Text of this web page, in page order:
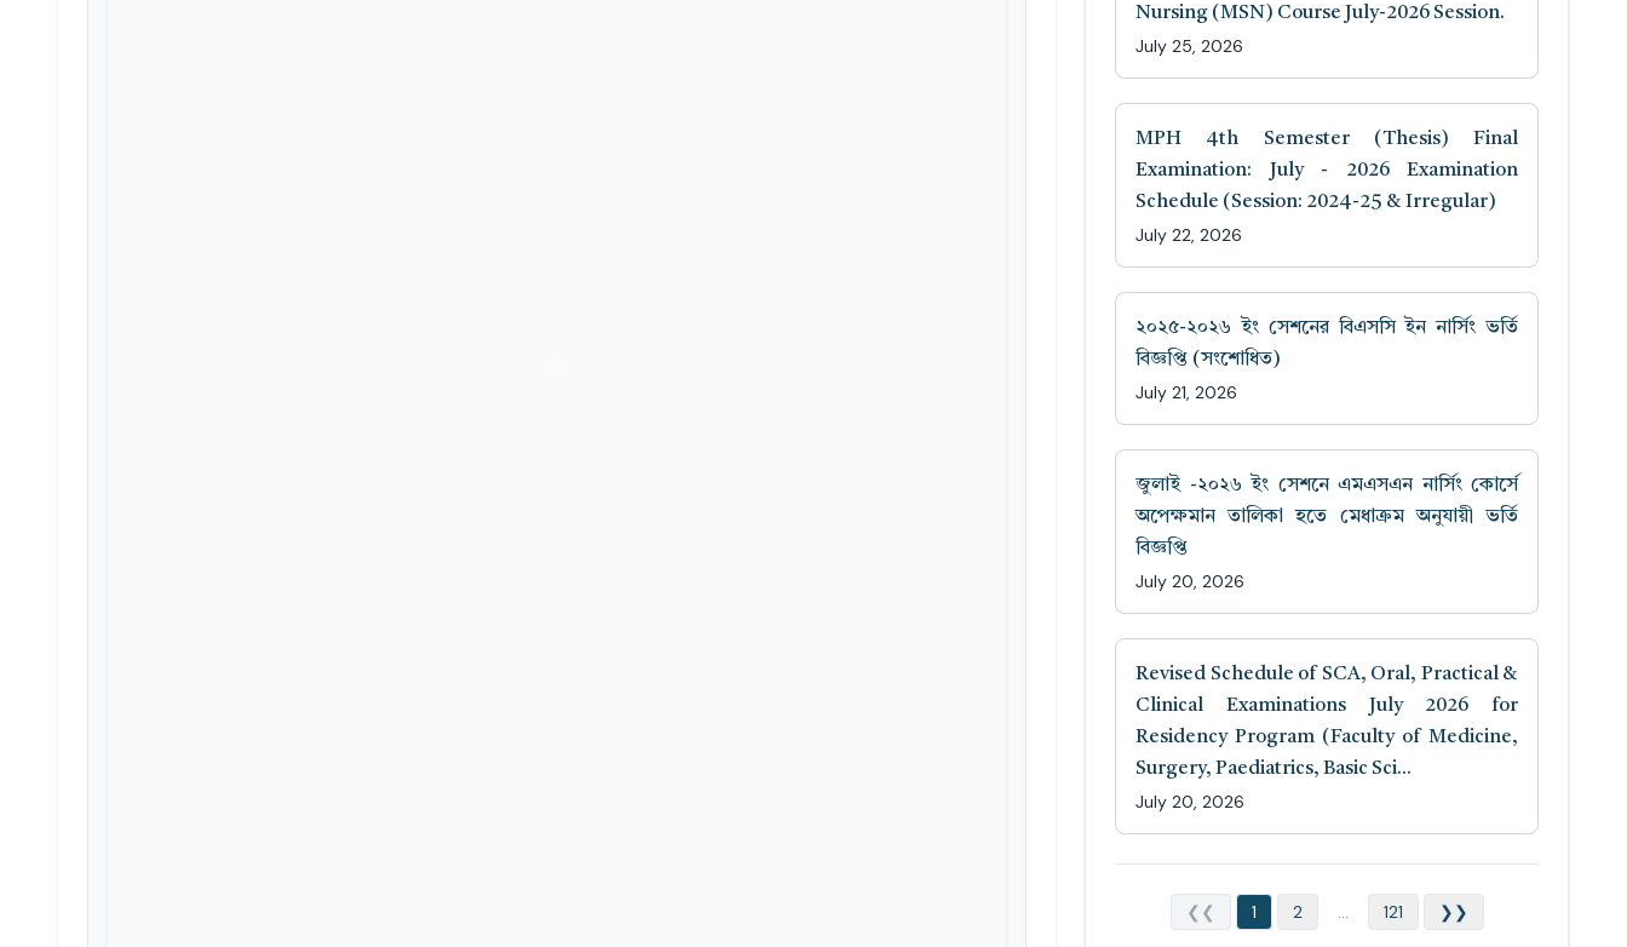
Nursing (MSN) Course July-2026 Session.
July 25, 2026
MPH 4th Semester (Thesis) Final
Examination: July - 2026 Examination
Schedule (Session: 2024-25 & Irregular)
July 22, 2026
২০২৫-২০২৬ ইং সেশনের বিএসসি ইন নার্সিং ভর্তি
বিজ্ঞপ্তি (সংশোধিত)
July 21, 2026
জুলাই -২০২৬ ইং সেশনে এমএসএন নার্সিং কোর্সে
অপেক্ষমান তালিকা হতে মেধাক্রম অনুযায়ী ভর্তি
বিজ্ঞপ্তি
July 20, 2026
Revised Schedule of SCA, Oral, Practical &
Clinical Examinations July 2026 for
Residency Program (Faculty of Medicine,
Surgery, Paediatrics, Basic Sci...
July 20, 2026
❮❮ 1 2 ... 121 ❯❯